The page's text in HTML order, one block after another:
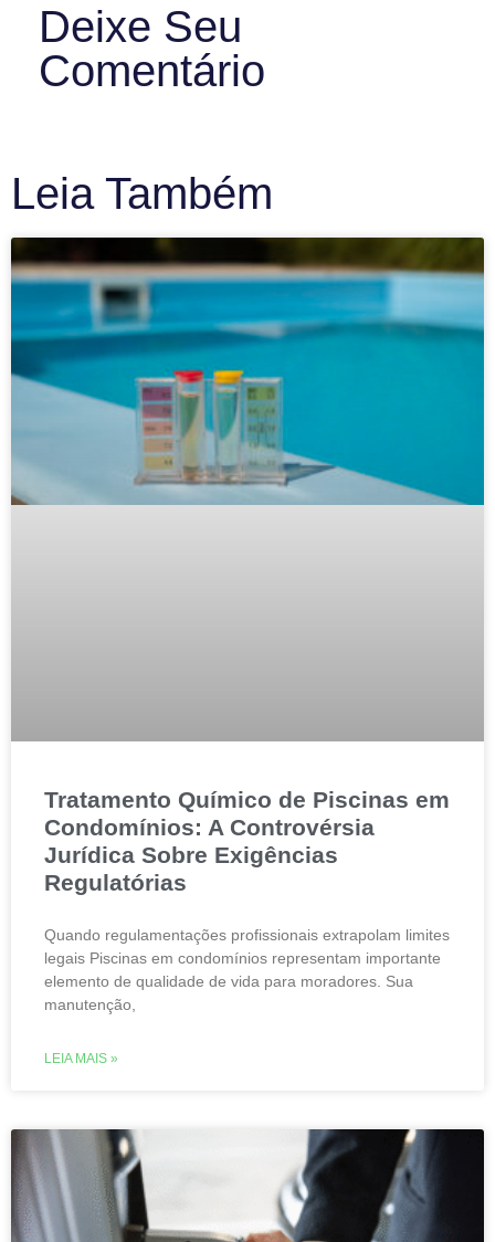
Deixe Seu
Comentário
Leia Também
Tratamento Químico de Piscinas em
Condomínios: A Controvérsia
Jurídica Sobre Exigências
Regulatórias
Quando regulamentações profissionais extrapolam limites
legais Piscinas em condomínios representam importante
elemento de qualidade de vida para moradores. Sua
manutenção,
LEIA MAIS »